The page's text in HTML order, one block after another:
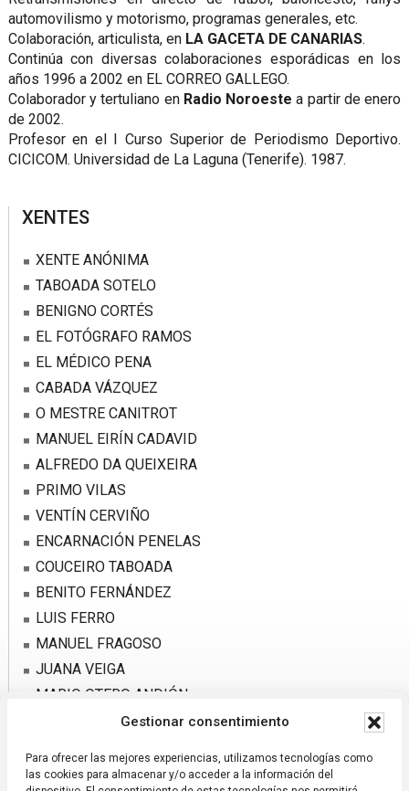
Gestionar consentimiento
Para ofrecer las mejores experiencias, utilizamos tecnologías como
las cookies para almacenar y/o acceder a la información del
automovilismo y motorismo, programas generales, etc.
Colaboración, articulista, en LA GACETA DE CANARIAS.
Continúa con diversas colaboraciones esporádicas en los
años 1996 a 2002 en EL CORREO GALLEGO.
Colaborador y tertuliano en Radio Noroeste a partir de enero
de 2002.
Profesor en el I Curso Superior de Periodismo Deportivo.
CICICOM. Universidad de La Laguna (Tenerife). 1987.
sidebar
XENTES
XENTE ANÓNIMA
TABOADA SOTELO
BENIGNO CORTÉS
EL FOTÓGRAFO RAMOS
EL MÉDICO PENA
CABADA VÁZQUEZ
O MESTRE CANITROT
MANUEL EIRÍN CADAVID
ALFREDO DA QUEIXEIRA
PRIMO VILAS
VENTÍN CERVIÑO
ENCARNACIÓN PENELAS
COUCEIRO TABOADA
BENITO FERNÁNDEZ
LUIS FERRO
MANUEL FRAGOSO
JUANA VEIGA
MARIO OTERO ANDIÓN
SUSI TAFALLA
IRMÁNS CONSTENLA